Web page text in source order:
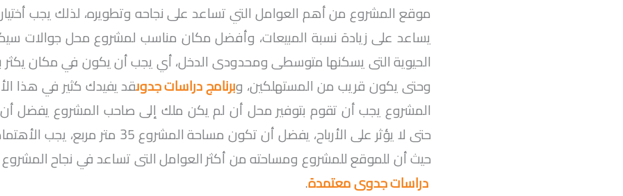
موقع المشروع من أهم العوامل التي تساعد على نجاحه وتطويره، لذلك يجب
يساعد على زيادة نسبة المبيعات، وأفضل مكان مناسب لمشروع محل جوالات
الحيوية التى يسكنها متوسطى ومحدودى الدخل، أي يجب أن يكون في مكان يكثر
وحتى يكون قريب من المستهلكين، وبرنامج دراسات جدوىقد يفيدك كثير في هذا
المشروع يجب أن تقوم بتوفير محل أن لم يكن ملك إلى صاحب المشروع يفضل
حتى لا يؤثر على الأرباح، يفضل أن تكون مساحة
حيث أن للموقع للمشروع ومساحته من أكثر العوامل التى تساعد في نجاح المشروع
دراسات جدوى معتمدة.